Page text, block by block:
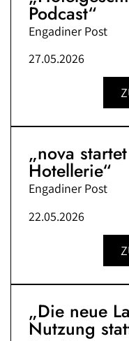
Podcast“
Engadiner Post
27.05.2026
„nova
Hotellerie“
Engadiner Post
22.05.2026
„Die neue
Nutzung